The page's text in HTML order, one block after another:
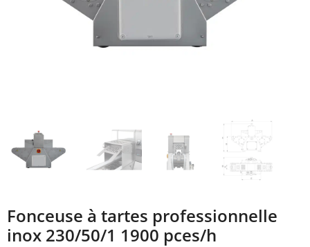
Fonceuse à tartes professionnelle
inox 230/50/1 1900 pces/h